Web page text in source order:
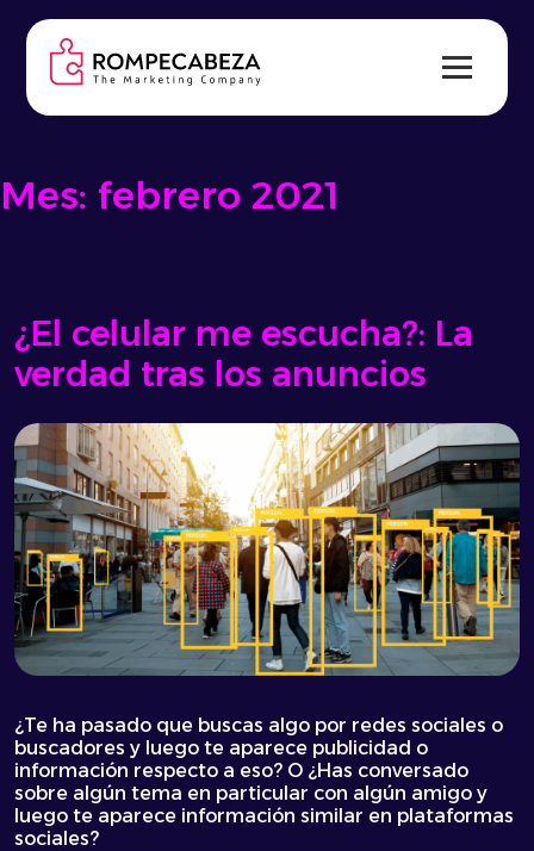
content
Mes: febrero 2021
¿El celular me escucha?: La
verdad tras los anuncios
¿Te ha pasado que buscas algo por redes sociales o
buscadores y luego te aparece publicidad o
información respecto a eso? O ¿Has conversado
sobre algún tema en particular con algún amigo y
luego te aparece información similar en plataformas
sociales?